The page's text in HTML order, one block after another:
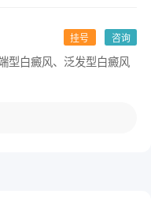
咨询
挂号
型白癜风、泛发型白癜风